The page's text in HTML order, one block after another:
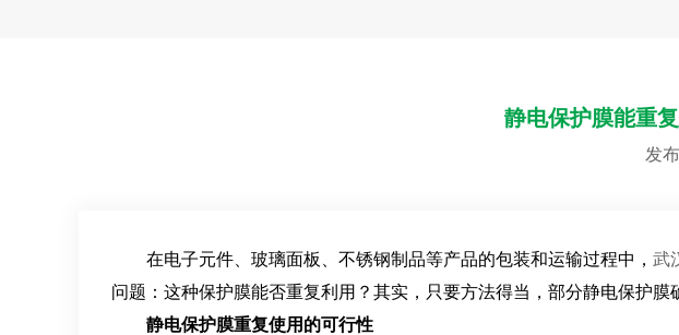
静电保护膜能重
发
在电子元件、玻璃面板、不锈钢制品等产品的包装和运输过程中， 武
问题：这种保护膜能否重复利用？其实，只要方法得当，部分静电保护膜
静电保护膜重复使用的可行性